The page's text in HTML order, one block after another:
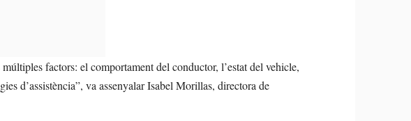
factors: el comportament del conductor, l’estat del vehicle,
d’assistència”, va assenyalar Isabel Morillas, directora de